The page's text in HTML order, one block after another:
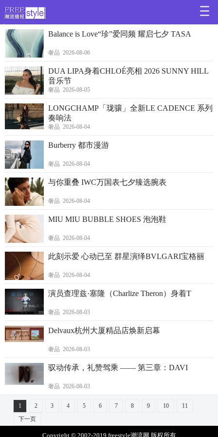
>
Balance is Love“珍”爱同频 耀启七夕 TASA
奢品 2026-08-06
DUA LIPA身着CHLOÉ亮相 2026 SUNNY HILL
音乐节
奢品 2026-08-05
LONGCHAMP「珑骧」全新LE CADENCE 系列
奏响法
奢品 2026-08-04
Burberry 都市漫游
奢品 2026-08-04
与你重叠 IWC万国表七夕臻选腕表
奢品 2026-08-04
MIU MIU BUBBLE SHOES 泡泡鞋
奢品 2026-08-04
此刻示爱 心动已至 群星演绎BVLGARI宝格丽
奢品 2026-08-04
演员查理兹·塞隆（Charlize Theron）身着T
奢品 2026-08-03
Delvaux杭州大厦精品店焕新启幕
奢品 2026-08-03
驭动传承，礼赞驾乘 —— 第三章：DAVI
奢品 2026-08-03
1 2 3 4 5 6 7 8 9 10
11
下一页
Copyright © 2002-2019 freestyle潮流网 版权所有